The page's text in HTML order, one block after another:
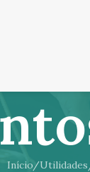
Início Utilidades